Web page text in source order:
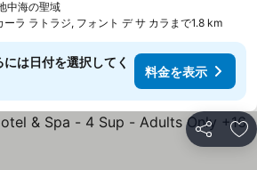
中海の聖域料金を表示
ーラ ラトラジ, フォント デ サ カラまで1.8 km
は日付を選択してく
料金を表示
シェア お